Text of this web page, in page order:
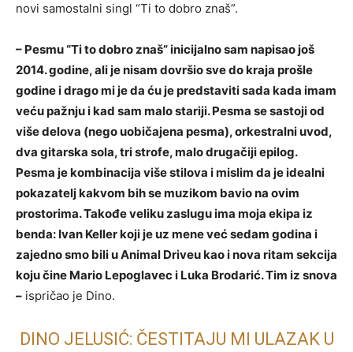
novi samostalni singl “Ti to dobro znaš”.
– Pesmu “Ti to dobro znaš” inicijalno sam napisao još
2014. godine, ali je nisam dovršio sve do kraja prošle
godine i drago mi je da ću je predstaviti sada kada imam
veću pažnju i kad sam malo stariji. Pesma se sastoji od
više delova (nego uobičajena pesma), orkestralni uvod,
dva gitarska sola, tri strofe, malo drugačiji epilog.
Pesma je kombinacija više stilova i mislim da je idealni
pokazatelj kakvom bih se muzikom bavio na ovim
prostorima. Takođe veliku zaslugu ima moja ekipa iz
benda: Ivan Keller koji je uz mene već sedam godina i
zajedno smo bili u Animal Driveu kao i nova ritam sekcija
koju čine Mario Lepoglavec i Luka Brodarić. Tim iz snova
– ispričao je Dino.
DINO JELUSIĆ: ČESTITAJU MI ULAZAK U